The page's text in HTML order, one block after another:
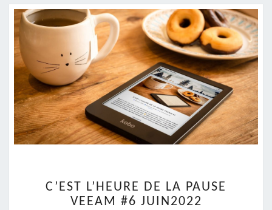
L’HEURE
DE
C’EST L’HEURE DE LA PAUSE
VEEAM #6 JUIN2022